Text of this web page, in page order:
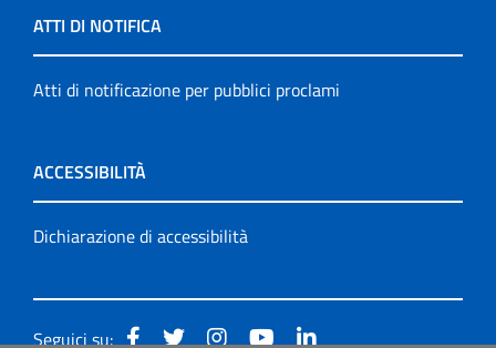
ATTI DI NOTIFICA
Atti di notificazione per pubblici proclami
ACCESSIBILITÀ
Dichiarazione di accessibilità
Seguici su: